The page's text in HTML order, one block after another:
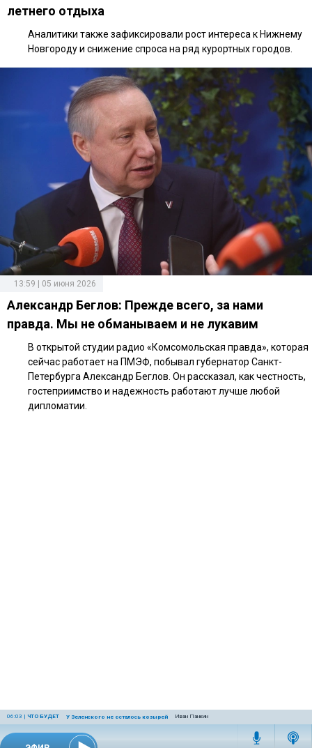
06:03 | ЧТО БУДЕТ У Зеленского не осталось козырей Иван Панкин
летнего отдыха
Аналитики также зафиксировали рост интереса к Нижнему
Новгороду и снижение спроса на ряд курортных городов.
13:59 | 05 июня 2026
Александр Беглов: Прежде всего, за нами
правда. Мы не обманываем и не лукавим
В открытой студии радио «Комсомольская правда», которая
сейчас работает на ПМЭФ, побывал губернатор Санкт-
Петербурга Александр Беглов. Он рассказал, как честность,
гостеприимство и надежность работают лучше любой
дипломатии.